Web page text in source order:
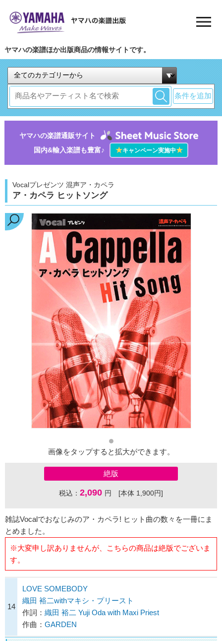
ヤマハの楽譜ほか出版商品の情報サイトです。
条件を追加
ヤマハの楽譜通販サイト
国内&輸入楽譜も豊富♪
★キャンペーン実施中★
Vocalプレゼンツ 混声ア・カペラ
ア・カペラ ヒットソング
画像をタップすると拡大ができます。
絶版
税込： 2,090 円 [本体 1,900円]
雑誌Vocalでおなじみのア・カペラ! ヒット曲の数々を一冊にま
とめました。
※大変申し訳ありませんが、こちらの商品は絶版でございま
す。
14
LOVE SOMEBODY
織田 裕二withマキシ・プリースト
作詞： 織田 裕二 Yuji Oda with Maxi Priest
作曲： GARDEN